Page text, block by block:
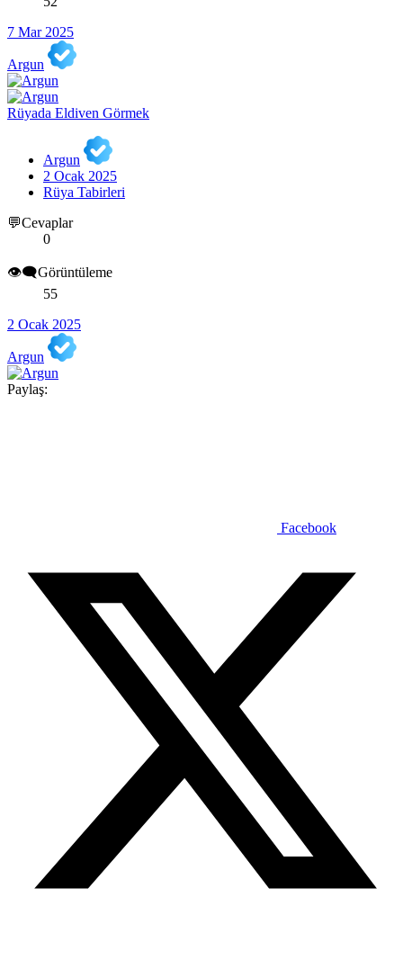
7 Mar 2025
Argun
Rüyada Eldiven Görmek
Argun
2 Ocak 2025
Rüya Tabirleri
💬Cevaplar
0
👁️‍🗨️Görüntüleme
55
2 Ocak 2025
Argun
Paylaş:
Facebook